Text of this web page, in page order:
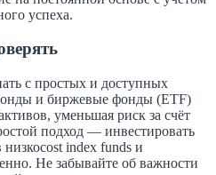
успеха.
с простых и доступных
и биржевые фонды (ETF)
уменьшая риск за счёт
подход — инвестировать
index funds и
Не забывайте об важности